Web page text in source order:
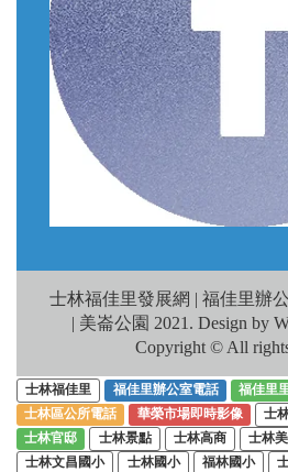
士林福佳里發展網 | 福佳里辦
| 美崙公園 2021. Design by
Copyright © All
士林福佳里 福佳里辦公室電話 福佳里
士林區公所電話
華榮市場即時影像 士
士林官邸
士林景點 士林高商 士林
士林文昌國小
士林國小 福林國小